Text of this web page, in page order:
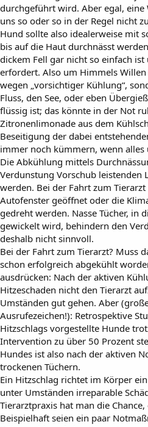
durchgeführt wird. Aber egal, eine
uns so oder so in der Regel nicht
Hund sollte also idealerweise mit
bis auf die Haut durchnässt
dickem Fell gar nicht so einfach
erfordert. Also um Himmels
wegen „vorsichtiger Kühlung“,
Fluss, den See, oder eben
flüssig ist; das könnte in der Not
Zitronenlimonade aus dem
Beseitigung der dabei
immer noch kümmern, wenn alles
Die Abkühlung mittels
Verdunstung Vorschub
werden. Bei der Fahrt zum
Autofenster geöffnet oder die
gedreht werden. Nasse Tücher, in
gewickelt wird, behindern den
deshalb nicht sinnvoll.
Bei der Fahrt zum Tierarzt? Muss
schon erfolgreich abgekühlt
ausdrücken: Nach der aktiven
Hitzeschaden nicht den Tierarzt
Umständen gut gehen. Aber
Ausrufezeichen!): Retrospektive
Hitzschlags vorgestellte Hunde
Intervention zu über 50 Prozent
Hundes ist also nach der aktiven
trockenen Tüchern.
Ein Hitzschlag richtet im Körper
unter Umständen irreparable
Tierarztpraxis hat man die
Beispielhaft seien ein paar